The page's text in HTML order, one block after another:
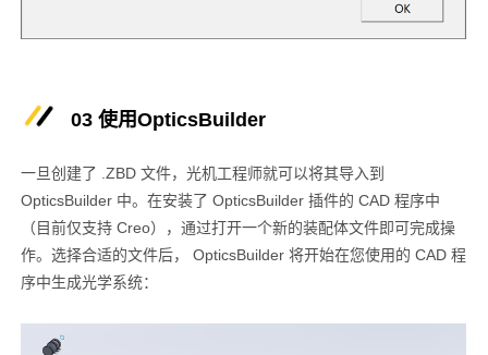
03 使用OpticsBuilder
一旦创建了 .ZBD 文件，光机工程师就可以将其导入到
OpticsBuilder 中。在安装了 OpticsBuilder 插件的 CAD 程序中
（目前仅支持 Creo），通过打开一个新的装配体文件即可完成操
作。选择合适的文件后， OpticsBuilder 将开始在您使用的 CAD 程
序中生成光学系统：